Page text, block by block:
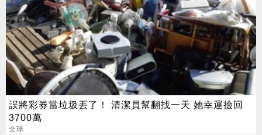
誤將彩券當垃圾丟了！ 清潔員幫翻找一天 她幸運撿回
3700萬
全球